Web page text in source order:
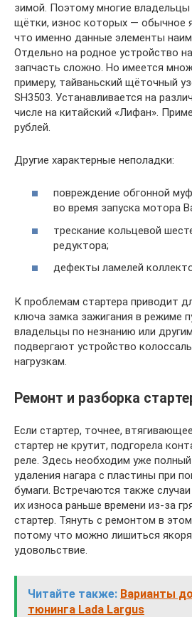
зимой. Поэтому многие
щётки, износ которых — обычное
что именно данные элементы
Отдельно на родное устройство
запчасть сложно. Но имеется
примеру, тайваньский щёточный
SH3503. Устанавливается на
числе на китайский «Лифан».
рублей.
Другие характерные неполадки:
повреждение обгонной
во время запуска мотора
трескание кольцевой
редуктора;
дефекты ламелей
К проблемам стартера приводит
ключа замка зажигания в режиме
владельцы по незнанию или
подвергают устройство
нагрузкам.
Ремонт и разборка
Если стартер, точнее,
стартер не крутит, подгорела
реле. Здесь необходим уже
удаления нагара с пластины при
бумаги. Встречаются также
их износа раньше времени из-за
стартер. Тянуть с ремонтом в
потому что можно лишиться
удовольствие.
Читайте также: Варианты
тюнинга Lada Largus